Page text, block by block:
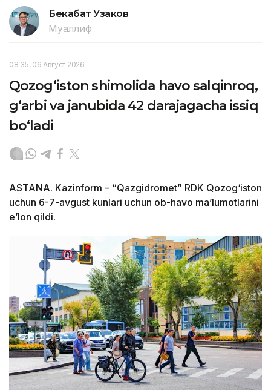
Бекабат Узаков
Муаллиф
08:35, 06 Август 2026
Qozog‘iston shimolida havo salqinroq,
g‘arbi va janubida 42 darajagacha issiq
bo‘ladi
ASTANA. Kazinform – “Qazgidromet” RDK Qozog‘iston
uchun 6-7-avgust kunlari uchun ob-havo ma’lumotlarini
e’lon qildi.